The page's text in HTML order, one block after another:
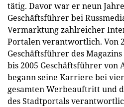
tätig. Davor war er neun
Geschäftsführer bei
Vermarktung zahlreicher
Portalen verantwortlich. Von
Geschäftsführer des
bis 2005 Geschäftsführer von
begann seine Karriere bei
gesamten Werbeauftritt und
des Stadtportals